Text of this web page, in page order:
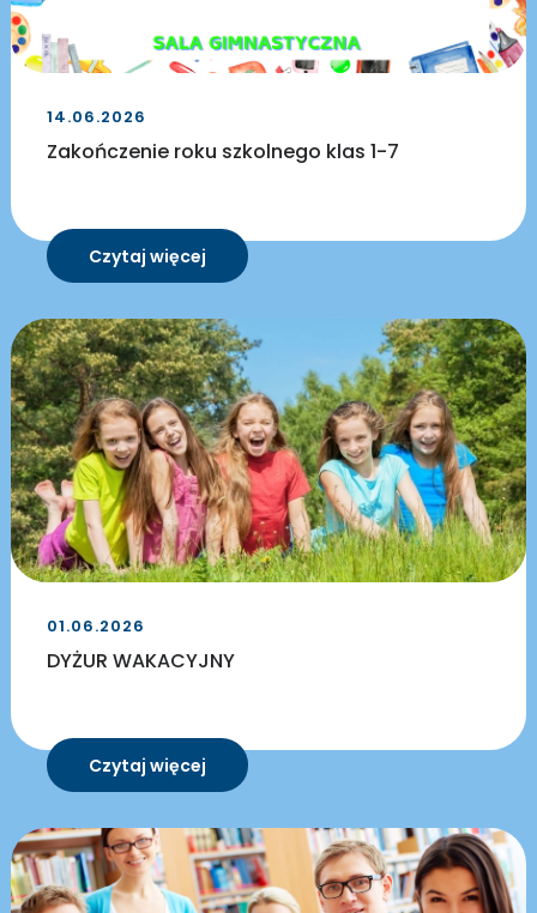
14.06.2026
Zakończenie roku szkolnego klas 1-7
Czytaj więcej
01.06.2026
DYŻUR WAKACYJNY
Czytaj więcej